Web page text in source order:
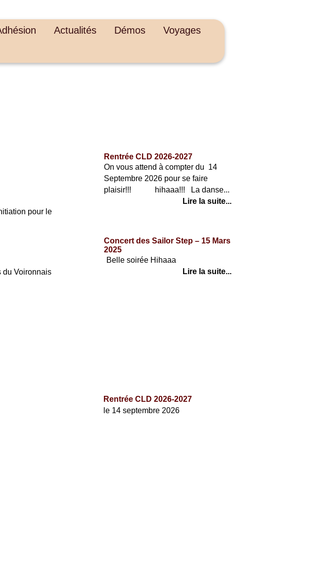
Actualités Démos
Voyages
pour le
du Voironnais
Rentrée CLD 2026-2027
On vous attend à compter du 14
Septembre 2026 pour se faire
plaisir!!! hihaaa!!! La danse...
Lire la suite...
Concert des Sailor Step – 15 Mars
2025
Belle soirée Hihaaa
Lire la suite...
Rentrée CLD 2026-2027
le 14 septembre 2026